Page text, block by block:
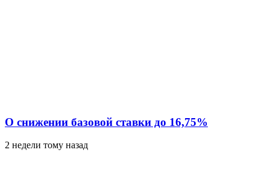
О снижении базовой ставки до 16,75%
2 недели тому назад